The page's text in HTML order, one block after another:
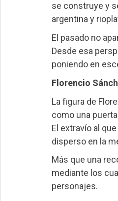
se construye y
argentina y
El pasado no
Desde esa
poniendo en
Florencio
La figura de
como una
El extravío al
disperso en la
Más que una
mediante los
personajes.